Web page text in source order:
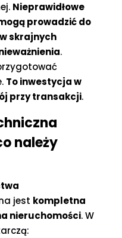
Nieprawidłowe
prowadzić do
skrajnych
.
To inwestycja w
przy transakcji.
należy
jest kompletna
nieruchomości. W